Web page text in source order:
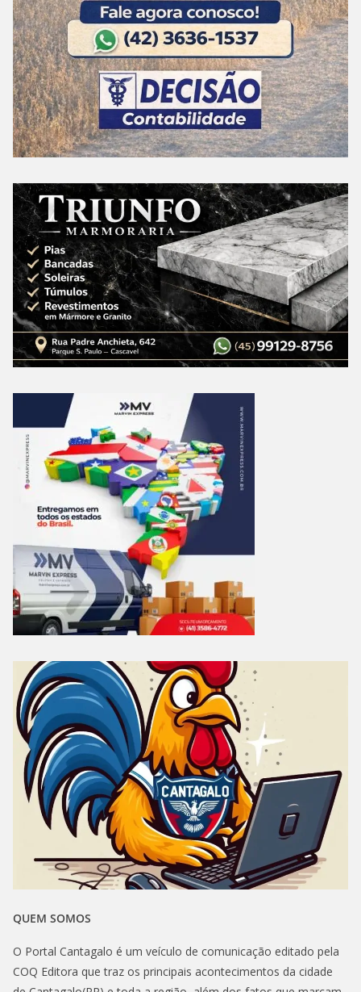
QUEM SOMOS
O Portal Cantagalo é um veículo de comunicação editado pela
COQ Editora que traz os principais acontecimentos da cidade